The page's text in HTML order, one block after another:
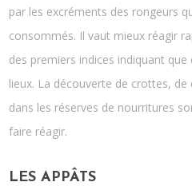
par les excréments des rongeurs
consommés. Il vaut mieux réagir
des premiers indices indiquant
lieux. La découverte de crottes,
dans les réserves de nourritures
faire réagir.
LES APPÂTS